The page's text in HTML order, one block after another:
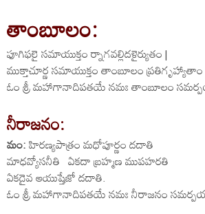
తాంబూలం:
ఫూగిఫలై సమాయుక్తం ర్నాగవల్లిదళైర్యుతం |
ముక్తాచూర్ణ సమాయుక్తం తాంబూలం ప్రతిగృహ్యాతాం
ఓం శ్రీ మహాగానాదిపతయే నమః తాంబూలం
నీరాజనం:
మం:హిరణ్యపాత్రం మధోపూర్ణం దదాతి
మాధవ్యోసనీతి ఏకదా బ్రహ్మణ ముపహరతి
ఏకదైవ ఆయుష్తేజో దదాతి.
ఓం శ్రీ మహాగానాదిపతయే నమః నీరాజనం